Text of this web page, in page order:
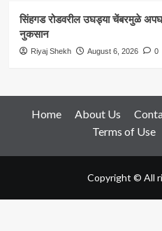
सिंहगड रोडवरील उघड्या चेंबरमुळे
नुकसान
Riyaj Shekh August 6, 2026 0
Home About Us
Terms of Use